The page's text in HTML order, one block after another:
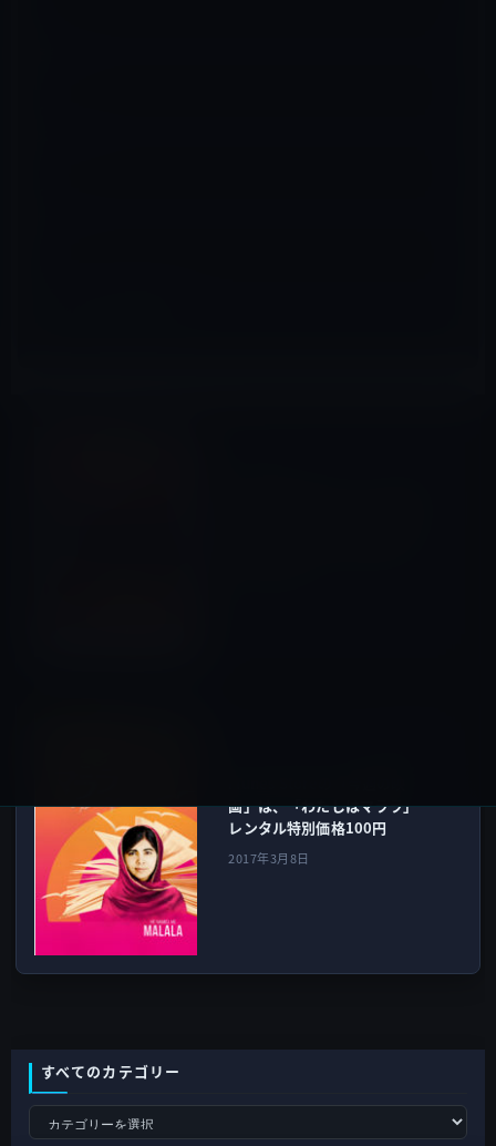
画」は、「わたしはマララ」
レンタル特別価格100円
2017年3月8日
すべてのカテゴリー